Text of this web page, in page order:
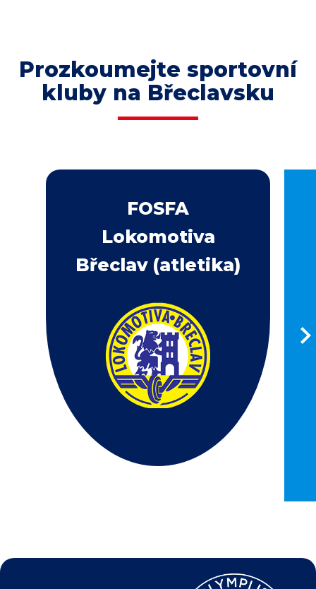
Prozkoumejte sportovní
kluby na Břeclavsku
FOSFA
Lokomotiva
Břeclav (atletika)